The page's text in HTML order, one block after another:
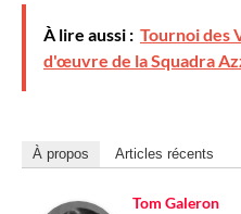
À lire aussi : Tournoi des
d'œuvre de la Squadra
À propos Articles récents
Tom Galeron